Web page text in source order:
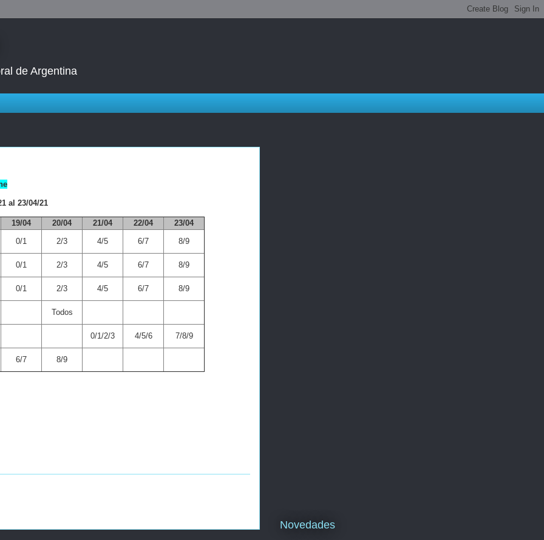
de Argentina
al 23/04/21
19/04 20/04 21/04 22/04
23/04
0/1 2/3 4/5 6/7
8/9
0/1 2/3 4/5 6/7
8/9
0/1 2/3 4/5 6/7
8/9
Todos
0/1/2/3 4/5/6
7/8/9
6/7 8/9
Novedades